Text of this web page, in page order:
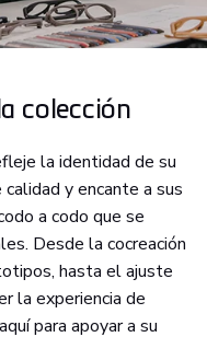
colección
la identidad de su
y encante a sus
a codo que se
Desde la cocreación
hasta el ajuste
la experiencia de
para apoyar a su